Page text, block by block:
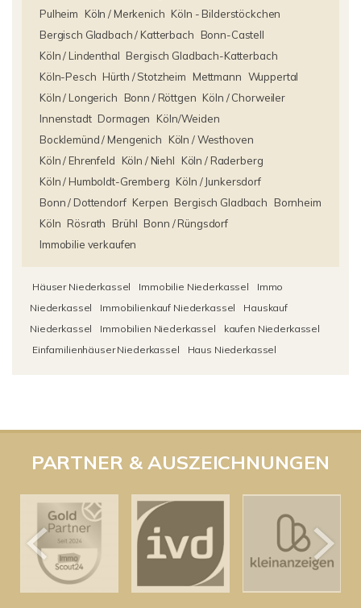
Pulheim
Köln / Merkenich Köln - Bilderstöckchen
Bergisch Gladbach / Katterbach
Bonn-Castell
Köln / Lindenthal Bergisch Gladbach-Katterbach
Köln-Pesch Hürth / Stotzheim Mettmann Wuppertal
Köln / Longerich
Bonn / Röttgen Köln / Chorweiler
Innenstadt Dormagen
Köln/Weiden
Bocklemünd / Mengenich
Köln / Westhoven
Köln / Ehrenfeld
Köln / Niehl
Köln / Raderberg
Köln / Humboldt-Gremberg Köln / Junkersdorf
Bonn / Dottendorf Kerpen Bergisch Gladbach
Bornheim
Köln Rösrath Brühl Bonn / Rüngsdorf
Immobilie verkaufen
Häuser Niederkassel Immobilie Niederkassel
Immo
Niederkassel
Immobilienkauf Niederkassel
Hauskauf
Niederkassel
Immobilien Niederkassel
kaufen Niederkassel
Einfamilienhäuser Niederkassel
Haus Niederkassel
PARTNER & AUSZEICHNUNGEN